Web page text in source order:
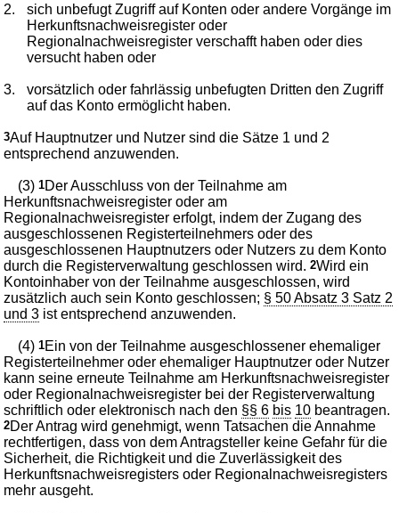
2.
sich unbefugt Zugriff auf Konten oder andere Vorgänge im
Herkunftsnachweisregister oder
Regionalnachweisregister verschafft haben oder dies
versucht haben oder
3.
vorsätzlich oder fahrlässig unbefugten Dritten den Zugriff
auf das Konto ermöglicht haben.
3Auf Hauptnutzer und Nutzer sind die Sätze 1 und 2
entsprechend anzuwenden.
(3)1Der Ausschluss von der Teilnahme am
Herkunftsnachweisregister oder am
Regionalnachweisregister erfolgt, indem der Zugang des
ausgeschlossenen Registerteilnehmers oder des
ausgeschlossenen Hauptnutzers oder Nutzers zu dem Konto
durch die Registerverwaltung geschlossen wird.2Wird ein
Kontoinhaber von der Teilnahme ausgeschlossen, wird
zusätzlich auch sein Konto geschlossen; § 50 Absatz 3 Satz 2
und 3 ist entsprechend anzuwenden.
(4)1Ein von der Teilnahme ausgeschlossener ehemaliger
Registerteilnehmer oder ehemaliger Hauptnutzer oder Nutzer
kann seine erneute Teilnahme am Herkunftsnachweisregister
oder Regionalnachweisregister bei der Registerverwaltung
schriftlich oder elektronisch nach den §§ 6 bis 10 beantragen.
2Der Antrag wird genehmigt, wenn Tatsachen die Annahme
rechtfertigen, dass von dem Antragsteller keine Gefahr für die
Sicherheit, die Richtigkeit und die Zuverlässigkeit des
Herkunftsnachweisregisters oder Regionalnachweisregisters
mehr ausgeht.